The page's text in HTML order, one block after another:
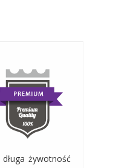
żywotność